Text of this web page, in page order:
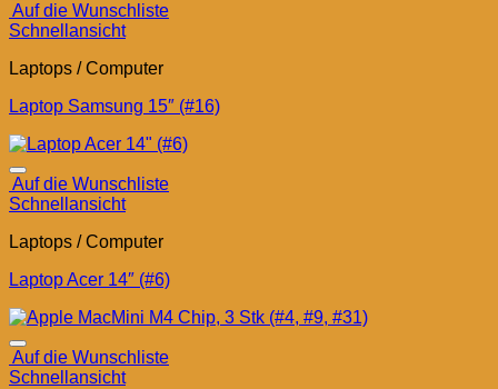
Auf die Wunschliste
Schnellansicht
Laptops / Computer
Laptop Samsung 15″ (#16)
Auf die Wunschliste
Schnellansicht
Laptops / Computer
Laptop Acer 14″ (#6)
Auf die Wunschliste
Schnellansicht